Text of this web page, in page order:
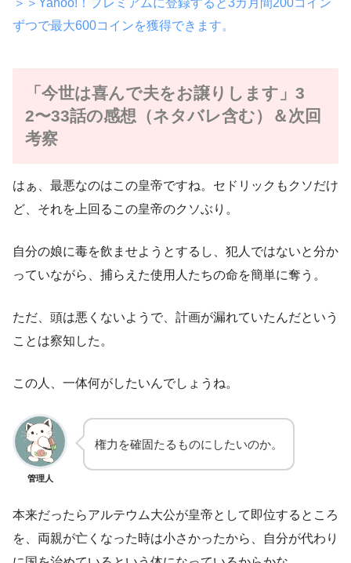
ずつで最大600コインを獲得できます。
「今世は喜んで夫をお譲りします」3
2〜33話の感想（ネタバレ含む）＆次回
考察
はぁ、最悪なのはこの皇帝ですね。セドリックもクソだけ
ど、それを上回るこの皇帝のクソぶり。
自分の娘に毒を飲ませようとするし、犯人ではないと分か
っていながら、捕らえた使用人たちの命を簡単に奪う。
ただ、頭は悪くないようで、計画が漏れていたんだという
ことは察知した。
この人、一体何がしたいんでしょうね。
管理人
権力を確固たるものにしたいのか。
本来だったらアルテウム大公が皇帝として即位するところ
を、両親が亡くなった時は小さかったから、自分が代わり